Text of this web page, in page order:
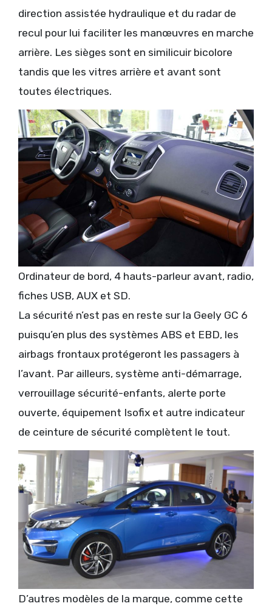
direction assistée hydraulique et du radar de
recul pour lui faciliter les manœuvres en marche
arrière. Les sièges sont en similicuir bicolore
tandis que les vitres arrière et avant sont
toutes électriques.
Ordinateur de bord, 4 hauts-parleur avant, radio,
fiches USB, AUX et SD.
La sécurité n’est pas en reste sur la Geely GC 6
puisqu’en plus des systèmes ABS et EBD, les
airbags frontaux protégeront les passagers à
l’avant. Par ailleurs, système anti-démarrage,
verrouillage sécurité-enfants, alerte porte
ouverte, équipement Isofix et autre indicateur
de ceinture de sécurité complètent le tout.
D’autres modèles de la marque, comme cette